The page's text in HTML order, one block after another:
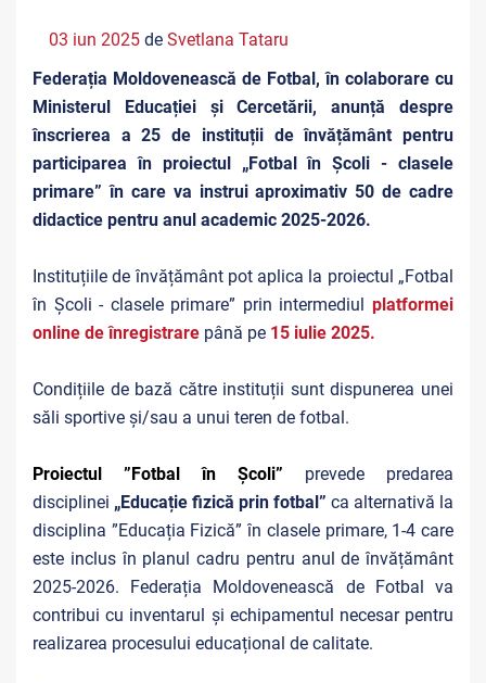
03 iun 2025 de Svetlana Tataru
Federația Moldovenească de Fotbal, în colaborare cu
Ministerul Educației și Cercetării, anunță despre
înscrierea a 25 de instituții de învățământ pentru
participarea în proiectul „Fotbal în Școli - clasele
primare” în care va instrui aproximativ 50 de cadre
didactice pentru anul academic 2025-2026.
Instituțiile de învățământ pot aplica la proiectul „Fotbal
în Școli - clasele primare” prin intermediul platformei
online de înregistrare până pe 15 iulie 2025.
Condițiile de bază către instituții sunt dispunerea unei
săli sportive și/sau a unui teren de fotbal.
Proiectul ”Fotbal în Școli” prevede predarea
disciplinei „Educație fizică prin fotbal” ca alternativă la
disciplina ”Educația Fizică” în clasele primare, 1-4 care
este inclus în planul cadru pentru anul de învățământ
2025-2026. Federația Moldovenească de Fotbal va
contribui cu inventarul și echipamentul necesar pentru
realizarea procesului educațional de calitate.